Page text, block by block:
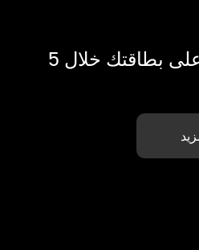
ادفع بالكريبتو في أي مكان. احصل على بطاقتك خلال 5